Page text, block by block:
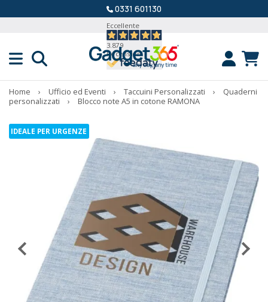
0331 601130
Eccellente
3.879
Recensioni
Home › Ufficio ed Eventi › Taccuini Personalizzati ›
Quaderni
personalizzati
› Blocco note A5 in cotone RAMONA
IDEALE PER URGENZE